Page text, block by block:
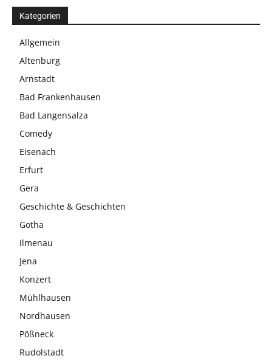
Kategorien
Allgemein
Altenburg
Arnstadt
Bad Frankenhausen
Bad Langensalza
Comedy
Eisenach
Erfurt
Gera
Geschichte & Geschichten
Gotha
Ilmenau
Jena
Konzert
Mühlhausen
Nordhausen
Pößneck
Rudolstadt